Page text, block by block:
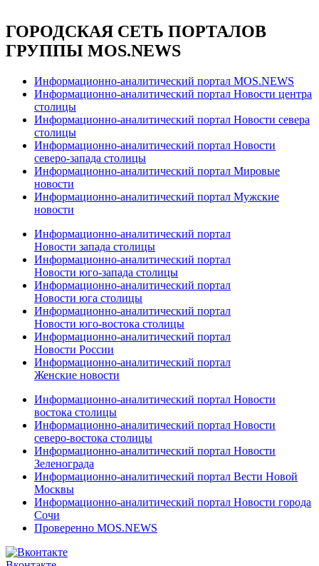
ГОРОДСКАЯ СЕТЬ ПОРТАЛОВ
ГРУППЫ MOS.NEWS
Информационно-аналитический портал MOS.NEWS
Информационно-аналитический портал Новости центра
столицы
Информационно-аналитический портал Новости севера
столицы
Информационно-аналитический портал Новости
северо-запада столицы
Информационно-аналитический портал Мировые
новости
Информационно-аналитический портал Мужские
новости
Информационно-аналитический портал
Новости запада столицы
Информационно-аналитический портал
Новости юго-запада столицы
Информационно-аналитический портал
Новости юга столицы
Информационно-аналитический портал
Новости юго-востока столицы
Информационно-аналитический портал
Новости России
Информационно-аналитический портал
Женские новости
Информационно-аналитический портал Новости
востока столицы
Информационно-аналитический портал Новости
северо-востока столицы
Информационно-аналитический портал Новости
Зеленограда
Информационно-аналитический портал Вести Новой
Москвы
Информационно-аналитический портал Новости города
Сочи
Проверенно MOS.NEWS